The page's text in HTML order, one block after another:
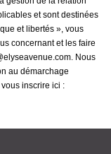
et sont destinées
et libertés », vous
concernant et les faire
Nous
au démarchage
inscrire ici :